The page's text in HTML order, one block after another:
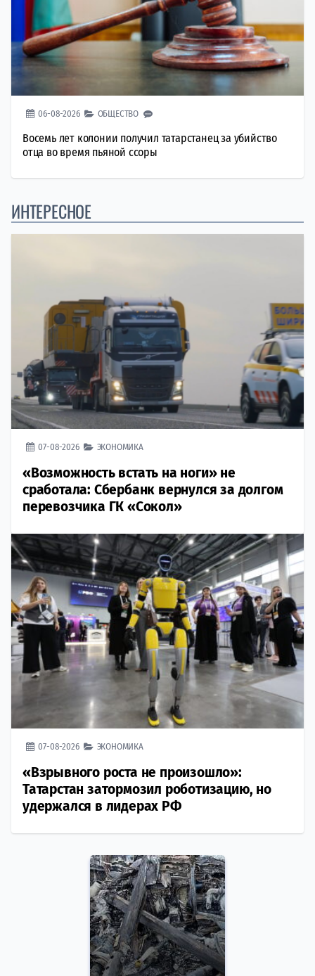
06-08-2026 ОБЩЕСТВО
Восемь лет колонии получил татарстанец за убийство
отца во время пьяной ссоры
ИНТЕРЕСНОЕ
07-08-2026 ЭКОНОМИКА
«Возможность встать на ноги» не
сработала: Сбербанк вернулся за долгом
перевозчика ГК «Сокол»
07-08-2026 ЭКОНОМИКА
«Взрывного роста не произошло»:
Татарстан затормозил роботизацию, но
удержался в лидерах РФ